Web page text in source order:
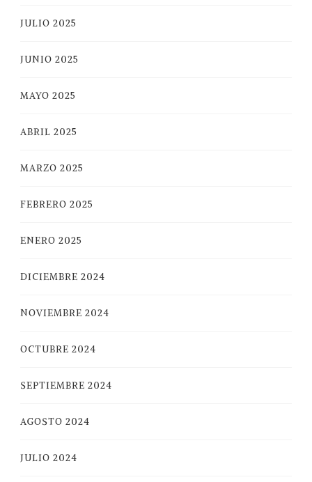
JULIO 2025
JUNIO 2025
MAYO 2025
ABRIL 2025
MARZO 2025
FEBRERO 2025
ENERO 2025
DICIEMBRE 2024
NOVIEMBRE 2024
OCTUBRE 2024
SEPTIEMBRE 2024
AGOSTO 2024
JULIO 2024